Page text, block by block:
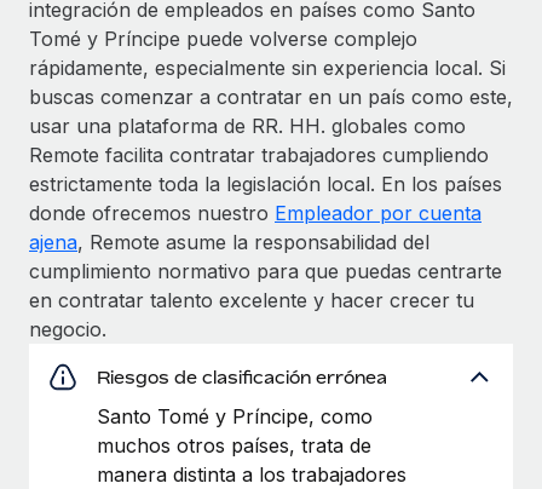
integración de empleados en países como Santo
Tomé y Príncipe puede volverse complejo
rápidamente, especialmente sin experiencia local. Si
buscas comenzar a contratar en un país como este,
usar una plataforma de RR. HH. globales como
Remote facilita contratar trabajadores cumpliendo
estrictamente toda la legislación local. En los países
donde ofrecemos nuestro Empleador por cuenta
ajena, Remote asume la responsabilidad del
cumplimiento normativo para que puedas centrarte
en contratar talento excelente y hacer crecer tu
negocio.
Riesgos de clasificación errónea
Santo Tomé y Príncipe, como
muchos otros países, trata de
manera distinta a los trabajadores